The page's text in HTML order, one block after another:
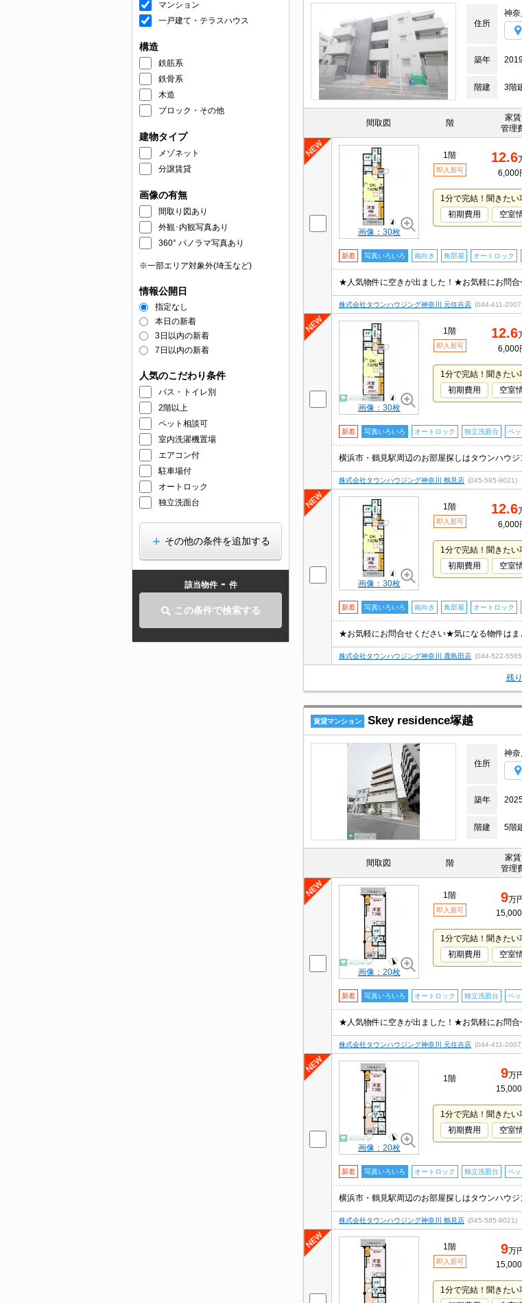
マンション
一戸建て・テラスハウス
構造
鉄筋系
鉄骨系
木造
ブロック・その他
建物タイプ
メゾネット
分譲賃貸
画像の有無
間取り図あり
外観･内観写真あり
360° パノラマ写真あり
※一部エリア対象外(埼玉など)
情報公開日
指定なし
本日の新着
3日以内の新着
7日以内の新着
人気のこだわり条件
バス・トイレ別
2階以上
ペット相談可
室内洗濯機置場
エアコン付
駐車場付
オートロック
独立洗面台
その他の条件を追加する
該当物件 - 件
この条件で検索する
住所
神奈
築年
階建 3階
間取図 階
家賃
管理
画像：30枚
1階
即入居可
12.6
6,000
1分で完結！聞きたい
初期費用
空室
新着 写真いろいろ 南向き 角部屋 オートロック
株式会社タウンハウジング神奈川 元住吉店 (044-411-
画像：30枚
1階
即入居可
12.6
6,000
1分で完結！聞きたい
初期費用
空室
新着 写真いろいろ オートロック 独立洗面台 ペ
横浜市・鶴見駅周辺のお部屋探しはタウンハウ
株式会社タウンハウジング神奈川 鶴見店 (045-585-9021)
画像：30枚
1階
即入居可
12.6
6,000
1分で完結！聞きたい
初期費用
空室
新着 写真いろいろ 南向き 角部屋 オートロック
株式会社タウンハウジング神奈川 鹿島田店 (044-522-
残
賃貸マンション Skey residence塚越
住所
神奈
築年
階建 5階
間取図 階
家賃
管理
画像：20枚
1階
即入居可
9万
1分で完結！聞きたい
初期費用
空室
新着 写真いろいろ オートロック 独立洗面台 ペ
株式会社タウンハウジング神奈川 元住吉店 (044-411-
画像：20枚
1階 9万
1分で完結！聞きたい
初期費用
空室
新着 写真いろいろ オートロック 独立洗面台 ペ
横浜市・鶴見駅周辺のお部屋探しはタウンハウ
株式会社タウンハウジング神奈川 鶴見店 (045-585-9021)
1階
即入居可
9万
1分で完結！聞きたい